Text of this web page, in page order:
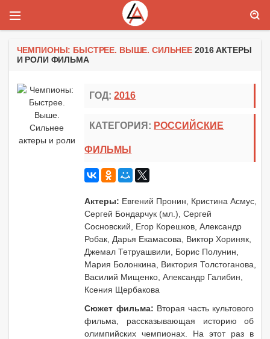
ЧЕМПИОНЫ: БЫСТРЕЕ. ВЫШЕ. СИЛЬНЕЕ 2016 АКТЕРЫ
И РОЛИ ФИЛЬМА
ГОД:2016
КАТЕГОРИЯ: РОССИЙСКИЕ
ФИЛЬМЫ
Актеры: Евгений Пронин, Кристина Асмус,
Сергей Бондарчук (мл.), Сергей
Сосновский, Егор Корешков, Александр
Робак, Дарья Екамасова, Виктор Хориняк,
Джемал Тетруашвили, Борис Полунин,
Мария Болонкина, Виктория Толстоганова,
Василий Мищенко, Александр Галибин,
Ксения Щербакова
Сюжет фильма: Вторая часть культового
фильма, рассказывающая историю об
олимпийских чемпионах. На этот раз в